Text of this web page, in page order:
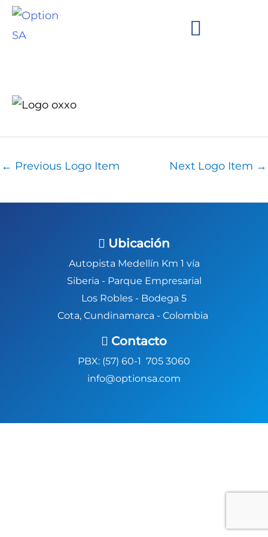
Skip
← Previous Logo Item Next Logo Item →
Ubicación
Autopista Medellín Km 1 vía
Siberia - Parque Empresarial
Los Robles - Bodega 5
Cota, Cundinamarca - Colombia
Contacto
PBX: (57) 60-1 705 3060
info@optionsa.com